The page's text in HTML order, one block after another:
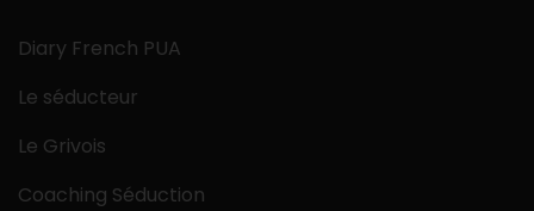
Diary French PUA
Le séducteur
Le Grivois
Coaching Séduction